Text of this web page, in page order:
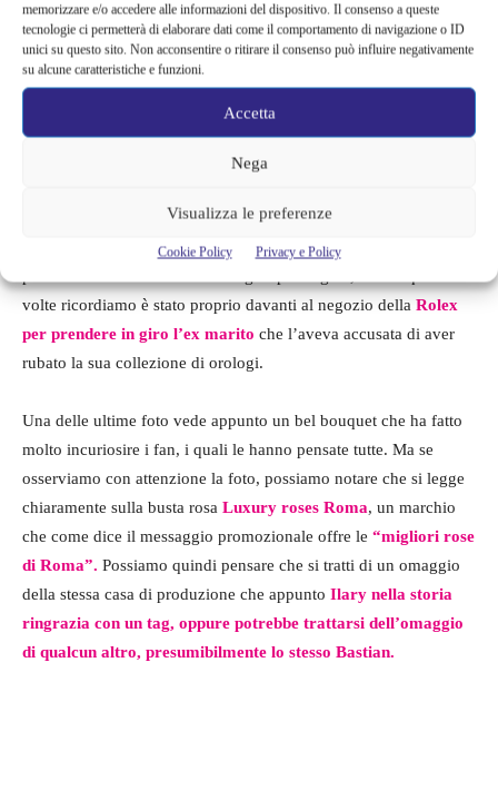
memorizzare e/o accedere alle informazioni del dispositivo. Il consenso a queste
tecnologie ci permetterà di elaborare dati come il comportamento di navigazione o ID
unici su questo sito. Non acconsentire o ritirare il consenso può influire negativamente
su alcune caratteristiche e funzioni.
Accetta
Nega
Visualizza le preferenze
Cookie Policy Privacy e Policy
Storia Ig di Ilary Blasi
Chi ha regalato i fiori a Ilary
un’influencer e pubblica spesso contenuti sui
, sempre molto seguiti. Già in diverse occasioni ha
volte ricordiamo è stato proprio davanti al negozio della Rolex
per prendere in giro l’ex marito che l’aveva accusata di aver
rubato la sua collezione di orologi.
Una delle ultime foto vede appunto un bel bouquet che ha fatto
molto incuriosire i fan, i quali le hanno pensate tutte. Ma se
osserviamo con attenzione la foto, possiamo notare che si legge
chiaramente sulla busta rosa Luxury roses Roma, un marchio
che come dice il messaggio promozionale offre le “migliori rose
di Roma”. Possiamo quindi pensare che si tratti di un omaggio
della stessa casa di produzione che appunto Ilary nella storia
ringrazia con un tag, oppure potrebbe trattarsi dell’omaggio
di qualcun altro, presumibilmente lo stesso Bastian.